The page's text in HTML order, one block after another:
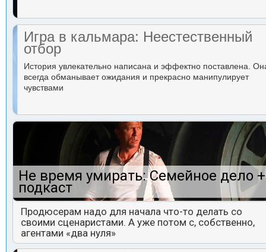
Игра в кальмара: Неестественный
отбор
История увлекательно написана и эффектно поставлена.
всегда обманывает ожидания и прекрасно манипулирует
чувствами
Не время умирать: Семейное дело +
подкаст
Продюсерам надо для начала что-то делать со
своими сценаристами. А уже потом с, собственно,
агентами «два нуля»